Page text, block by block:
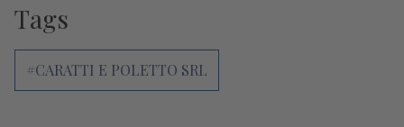
Tags
#CARATTI E POLETTO SRL